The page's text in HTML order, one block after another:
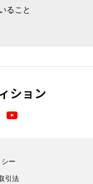
ること
ション
ー
引法